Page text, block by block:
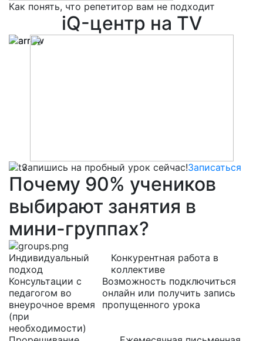
Как понять, что репетитор вам не подходит
iQ-центр на TV
Запишись на пробный урок сейчас!Записаться
Почему 90% учеников
выбирают занятия в
мини-группах?
Индивидуальный
подход
Конкурентная работа в
коллективе
Консультации с
педагогом во
внеурочное время
(при
необходимости)
Возможность подключиться
онлайн или получить запись
пропущенного урока